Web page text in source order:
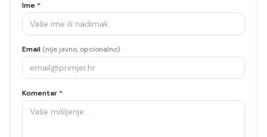
Ime *
Email (nije javno, opcionalno)
Komentar *